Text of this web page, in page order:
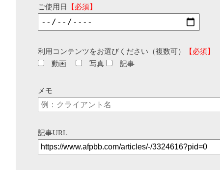
ご使用日 【必須】
利用コンテンツをお選びください（複数可）
【必須】
動画
写真 記事
メモ
記事URL